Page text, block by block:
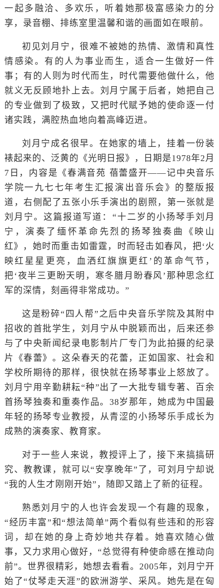
一起多融洽、多欢乐，听着她那极富感染力的分
享，录音棚、排练室里温馨和谐的画面如在眼前。
初见刘月宁，很难不被她的热情、激情和真性
情感染。有的人为事业而生，适合一生做好一件
事；有的人则为时代而生，时代需要他做什么，他
就义无反顾地扑上去。刘月宁属于后者，她把自己
的专业做到了极致，又把时代赋予她的使命逐一付
诸实践，满腔热血地向着高峰迈进。
刘月宁成名很早。在她家的墙上，挂着一份装
裱起来的、泛黄的《光明日报》，日期是1978年2月
7日，内容是《春满音苑 蓓蕾盛开——记中央音乐
学院一九七七年考生汇报演出音乐会》的整版报
道，右侧配了五张小乐手演出的剧照，第一张就是
刘月宁。这篇报道写道：“十二岁的小扬琴手刘月
宁，演奏了缅怀革命先烈的扬琴独奏曲《映山
红》，她时而重击如雷霆，时而轻击如春风，把‘火
映红星星更亮，血洒红旗旗更红’的革命气节，
把‘夜半三更盼天明，寒冬腊月盼春风’那种思念红
军的深情，刻画得非常成功。”
这是粉碎“四人帮”之后中央音乐学院及其附中
招收的首批学生，刘月宁从中脱颖而出，后来还参
与了中央新闻纪录电影制片厂专门为此拍摄的纪录
片《春蕾》。这朵春天的花蕾，正如国家、社会和
学校所期待的那样，很快就在扬琴事业上怒放了。
刘月宁用辛勤耕耘“种”出了一大批专辑专著、百余
首扬琴独奏和重奏作品。38岁那年，她成为中国最
年轻的扬琴专业教授，从青涩的小扬琴乐手成长为
成熟的演奏家、教育家。
对于一些人来说，教授评上了，接下来搞搞研
究、教教课，就可以“安享晚年”了，可刘月宁却说
“我的人生才刚刚开始”，随即又踏上了新的征程。
熟悉刘月宁的人也许会发现一个有趣的现象，
“经历丰富”和“想法简单”两个看似有些违和的形容
词，却在她的身上奇妙地共存着。她喜欢随心做
事，又力求用心做好，“总觉得有种使命感在推动向
前”。世界很精彩，她想去看看。2005年，刘月宁开
始了“仗琴走天涯”的欧洲游学、采风。她先是在匈